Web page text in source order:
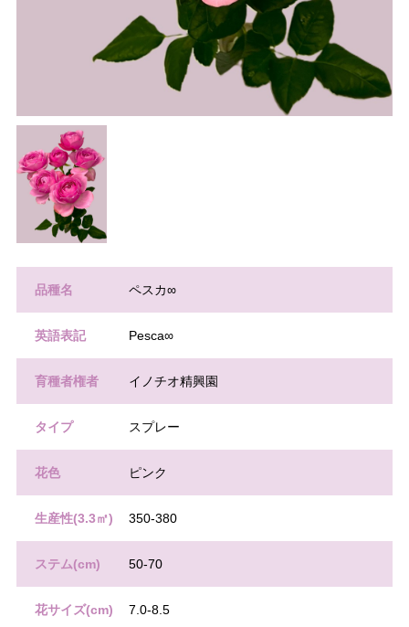
品種名 ペスカ∞
英語表記 Pesca∞
育種者権者 イノチオ精興園
タイプ スプレー
花色 ピンク
生産性(3.3㎡) 350-380
ステム(cm) 50-70
花サイズ(cm) 7.0-8.5